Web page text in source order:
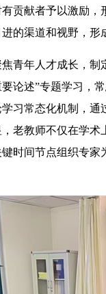
贡献者予以激励，
的渠道和视野，形
年人才成长，制
论述”专题学习，
习常态化机制，
老教师不仅在学
时间节点组织专家